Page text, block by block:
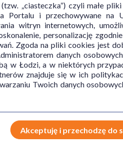
„ciasteczka”) czyli małe
Portalu i przechowywane na
witryn internetowych,
personalizację
Zgoda na pliki cookies jest
danych
w Łodzi, a w niektórych
znajduje się w ich
Twoich danych
Akceptuję i przechodzę do